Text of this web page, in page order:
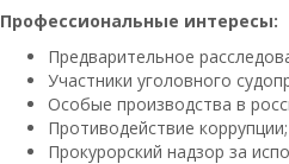
Профессиональные интересы:
Предварительное
Участники уголовного
Особые производства в
Противодействие коррупции;
Прокурорский надзор за